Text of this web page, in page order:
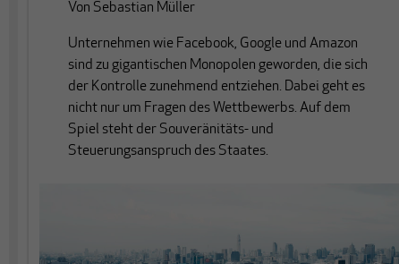
Von Sebastian Müller
Unternehmen wie Facebook, Google und Amazon
sind zu gigantischen Monopolen geworden, die sich
der Kontrolle zunehmend entziehen. Dabei geht es
nicht nur um Fragen des Wettbewerbs. Auf dem
Spiel steht der Souveränitäts- und
Steuerungsanspruch des Staates.